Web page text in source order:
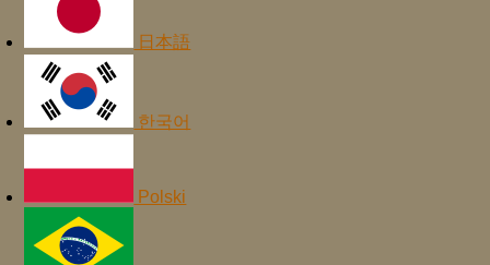
日本語
한국어
Polski